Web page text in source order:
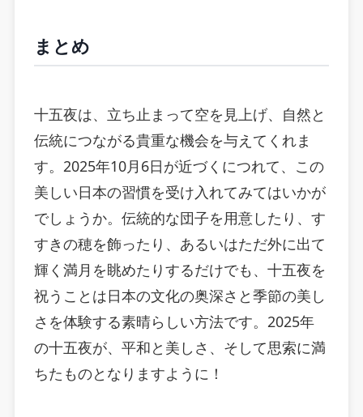
まとめ
十五夜は、立ち止まって空を見上げ、自然と
伝統につながる貴重な機会を与えてくれま
す。2025年10月6日が近づくにつれて、この
美しい日本の習慣を受け入れてみてはいかが
でしょうか。伝統的な団子を用意したり、す
すきの穂を飾ったり、あるいはただ外に出て
輝く満月を眺めたりするだけでも、十五夜を
祝うことは日本の文化の奥深さと季節の美し
さを体験する素晴らしい方法です。2025年
の十五夜が、平和と美しさ、そして思索に満
ちたものとなりますように！